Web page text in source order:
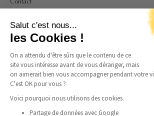
Salut c'est nous...
les Cookies !
On a attendu d'être sûrs que le contenu de ce
site vous intéresse avant de vous déranger, mais
on aimerait bien vous accompagner pendant votre
C'est OK pour vous ?
Voici pourquoi nous utilisons des cookies.
Partage de données avec Google
Mon compte
CGU
Politique de confidentialité et de cookies
Mentions légales
Guide des tailles bagues
Guide des tailles colliers